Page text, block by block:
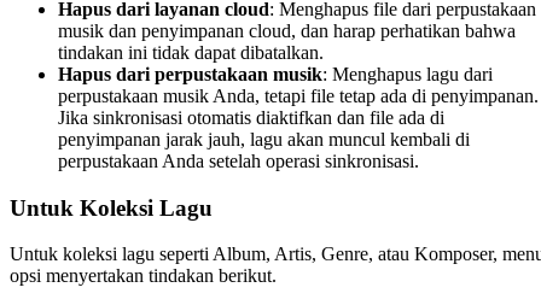
Hapus dari layanan cloud: Menghapus file dari perpustakaan
musik dan penyimpanan cloud, dan harap perhatikan bahwa
tindakan ini tidak dapat dibatalkan.
Hapus dari perpustakaan musik: Menghapus lagu dari
perpustakaan musik Anda, tetapi file tetap ada di penyimpanan.
Jika sinkronisasi otomatis diaktifkan dan file ada di
penyimpanan jarak jauh, lagu akan muncul kembali di
perpustakaan Anda setelah operasi sinkronisasi.
Untuk Koleksi Lagu
Untuk koleksi lagu seperti Album, Artis, Genre, atau Komposer,
opsi menyertakan tindakan berikut.